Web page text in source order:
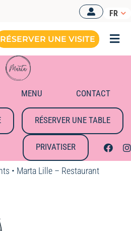
FR
RÉSERVER UNE VISITE
OPÉRÉS
NOS OFFRES
NOS ESPACES
RESSOURCES
UNE VISITE
MENU CONTACT
RÉSERVER UNE TABLE
PRIVATISER
• Marta Lille – Restaurant